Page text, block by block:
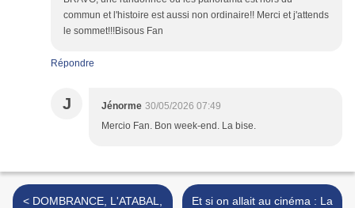
commun et l'histoire est aussi non ordinaire!! Merci et j'attends
le sommet!!!Bisous Fan
Répondre
J Jénorme 30/05/2026 07:49
Mercio Fan. Bon week-end. La bise.
< DOMBRANCE, L'ATABAL, Et si on allait au cinéma : La